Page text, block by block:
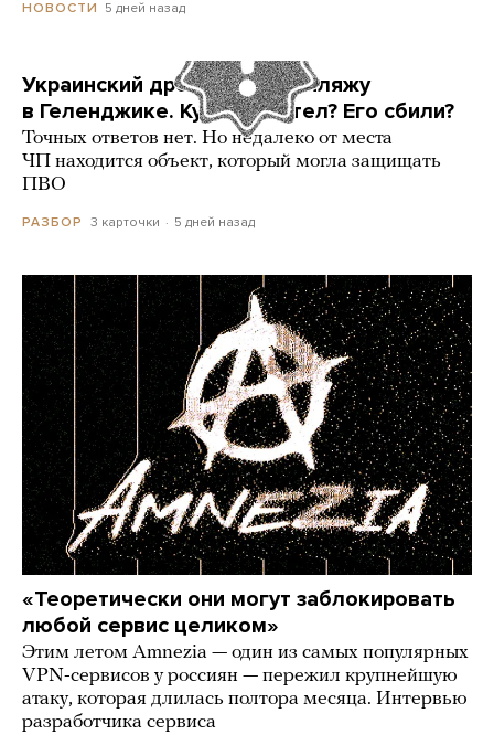
НОВОСТИ 5 дней назад
Украинский дрон попал по пляжу
в Геленджике. Куда он летел? Его сбили?
Точных ответов нет. Но недалеко от места
ЧП находится объект, который могла защищать
ПВО
РАЗБОР 3 карточки 5 дней назад
«Теоретически они могут заблокировать
любой сервис целиком»
Этим летом Amnezia — один из самых популярных
VPN-сервисов у россиян — пережил крупнейшую
атаку, которая длилась полтора месяца. Интервью
разработчика сервиса